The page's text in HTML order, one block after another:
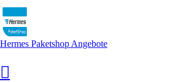
Hermes Paketshop Angebote